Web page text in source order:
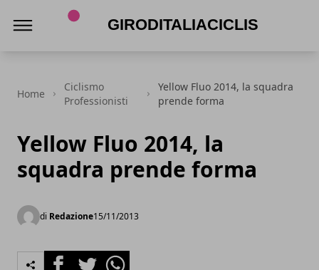
Home
Ciclismo
Professionisti
Yellow Fluo 2014, la squadra
prende forma
Yellow Fluo 2014, la
squadra prende forma
di Redazione15/11/2013
FacebookTwitterWhatsapp